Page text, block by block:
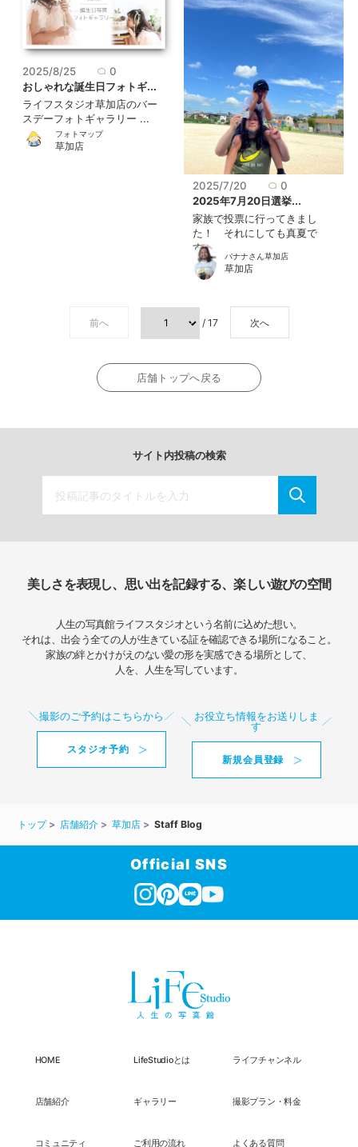
2025/8/25
0
おしゃれな誕生日フォトギ...
ライフスタジオ草加店のバー
スデーフォトギャラリー ...
フォトマップ
草加店
2025/7/20
0
2025年7月20日選挙...
家族で投票に行ってきまし
た！ それにしても真夏で
す...
バナナさん草加店
草加店
前へ / 17 次へ
店舗トップへ戻る
サイト内投稿の検索
美しさを表現し、思い出を記録する、楽しい遊びの空間
人生の写真館ライフスタジオという名前に込めた想い。
それは、出会う全ての人が生きている証を確認できる場所になること。
家族の絆とかけがえのない愛の形を実感できる場所として、
人を、人生を写しています。
撮影のご予約はこちらから
スタジオ予約
お役立ち情報をお送りしま
す
新規会員登録
トップ 店舗紹介 草加店 Staff Blog
Official SNS
HOME LifeStudioとは ライフチャンネル
店舗紹介 ギャラリー 撮影プラン・料金
コミュニティ ご利用の流れ よくある質問